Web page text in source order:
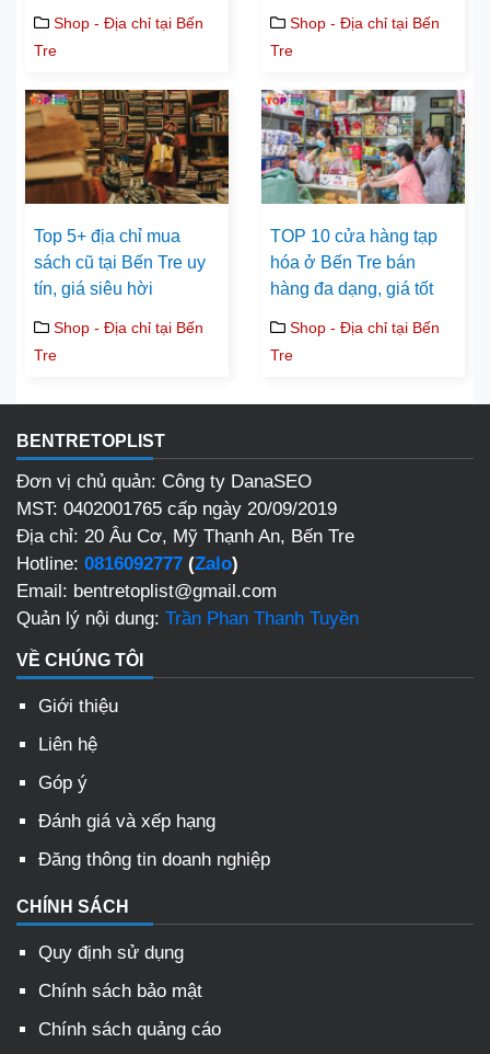
Shop - Địa chỉ tại Bến
Tre
Shop - Địa chỉ tại Bến
Tre
Top 5+ địa chỉ mua
sách cũ tại Bến Tre uy
tín, giá siêu hời
Shop - Địa chỉ tại Bến
Tre
TOP 10 cửa hàng tạp
hóa ở Bến Tre bán
hàng đa dạng, giá tốt
Shop - Địa chỉ tại Bến
Tre
BENTRETOPLIST
Đơn vị chủ quản: Công ty DanaSEO
MST: 0402001765 cấp ngày 20/09/2019
Địa chỉ: 20 Âu Cơ, Mỹ Thạnh An, Bến Tre
Hotline: 0816092777 (Zalo)
Email: bentretoplist@gmail.com
Quản lý nội dung: Trần Phan Thanh Tuyền
VỀ CHÚNG TÔI
Giới thiệu
Liên hệ
Góp ý
Đánh giá và xếp hạng
Đăng thông tin doanh nghiệp
CHÍNH SÁCH
Quy định sử dụng
Chính sách bảo mật
Chính sách quảng cáo